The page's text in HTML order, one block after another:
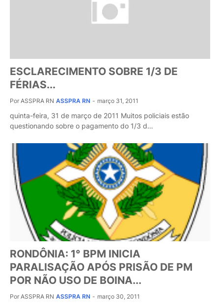
ESCLARECIMENTO SOBRE 1/3 DE
FÉRIAS...
Por ASSPRA RN ASSPRA RN - março 31, 2011
quinta-feira, 31 de março de 2011 Muitos policiais estão
questionando sobre o pagamento do 1/3 d…
RONDÔNIA: 1° BPM INICIA
PARALISAÇÃO APÓS PRISÃO DE PM
POR NÃO USO DE BOINA...
Por ASSPRA RN ASSPRA RN - março 30, 2011